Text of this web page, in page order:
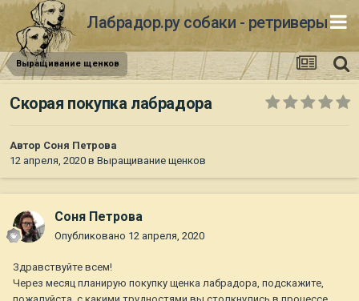
Лабрадор.ру собаки - ретриверы
Выращивание щенков
Скорая покупка лабрадора
Автор Соня Петрова
12 апреля, 2020 в Выращивание щенков
Соня Петрова
Опубликовано 12 апреля, 2020
Здравствуйте всем!
Через месяц планирую покупку щенка лабрадора, подскажите,